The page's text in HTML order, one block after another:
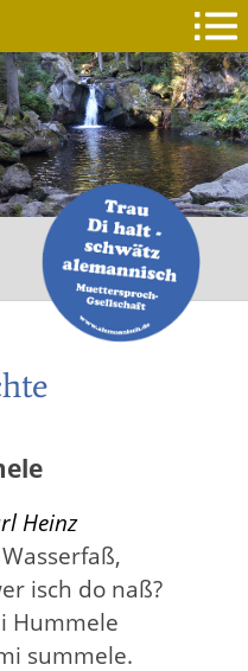
Heinz
isch do naß?
Hummele
summele.